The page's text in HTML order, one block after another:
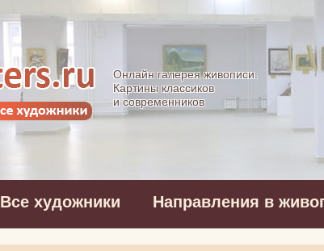
Allpainters.ru - картинная галерея
Онлайн галерея живописи.
Картины классиков
и современников
Все художники Направления в